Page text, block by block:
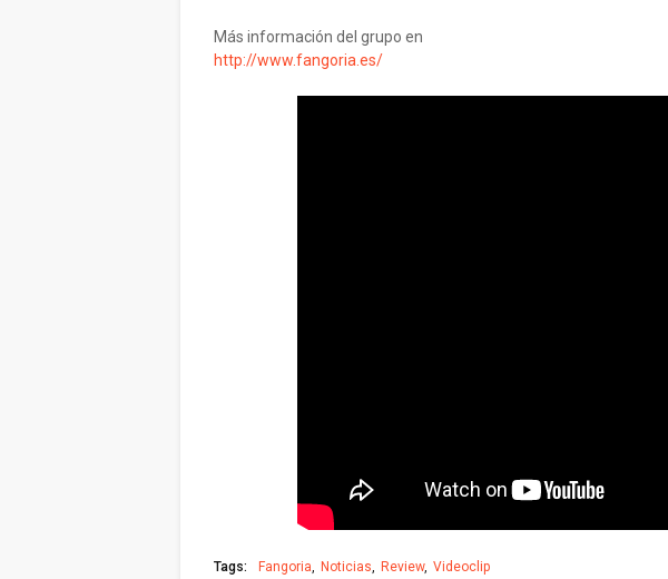
Más información del grupo en
http://www.fangoria.es/
Tags: Fangoria Noticias Review Videoclip